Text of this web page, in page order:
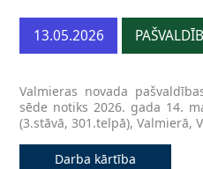
13.05.2026
Valmieras novada
sēde notiks 2026. gada 14.
(3.stāvā, 301.telpā), Valmierā,
Darba kārtība